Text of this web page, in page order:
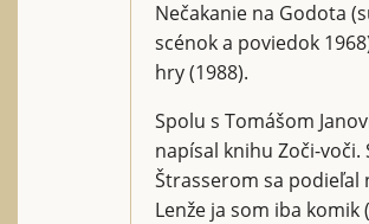
Nečakanie na Godota
scénok a poviedok
hry (1988).
Spolu s Tomášom
napísal knihu Zoči-voči.
Štrasserom sa podieľal
Lenže ja som iba komik